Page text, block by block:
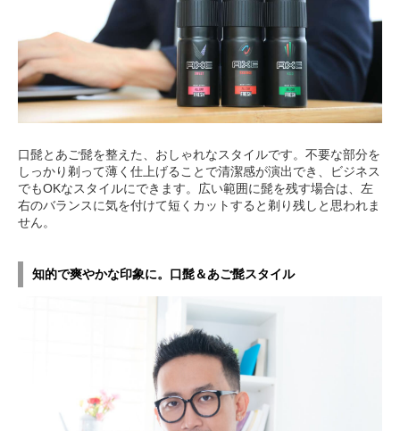
口髭とあご髭を整えた、おしゃれなスタイルです。不要な部分を
しっかり剃って薄く仕上げることで清潔感が演出でき、ビジネス
でもOKなスタイルにできます。広い範囲に髭を残す場合は、左
右のバランスに気を付けて短くカットすると剃り残しと思われま
せん。
知的で爽やかな印象に。口髭＆あご髭スタイル